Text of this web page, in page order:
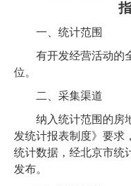
一、统计范围
有开发经营活动的
位。
二、采集渠道
纳入统计范围的房
发统计报表制度》要求
统计数据 ， 经北京市统
发布。